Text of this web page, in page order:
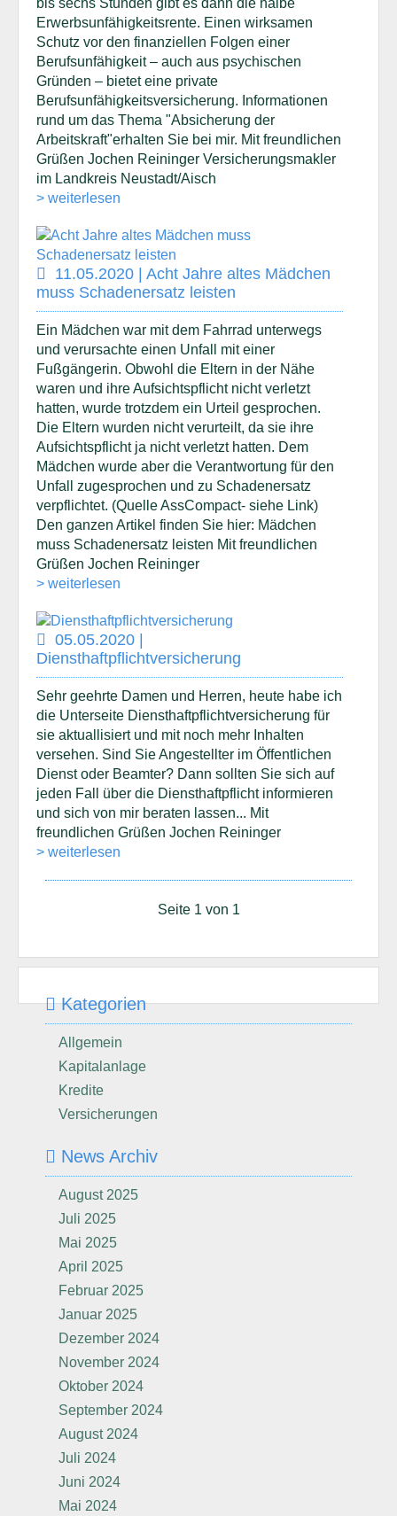
bis sechs Stunden gibt es dann die halbe
Erwerbsunfähigkeitsrente. Einen wirksamen
Schutz vor den finanziellen Folgen einer
Berufsunfähigkeit – auch aus psychischen
Gründen – bietet eine private
Berufsunfähigkeitsversicherung. Informationen
rund um das Thema "Absicherung der
Arbeitskraft"erhalten Sie bei mir. Mit freundlichen
Grüßen Jochen Reininger Versicherungsmakler
im Landkreis Neustadt/Aisch
> weiterlesen
11.05.2020 | Acht Jahre altes Mädchen
muss Schadenersatz leisten
Ein Mädchen war mit dem Fahrrad unterwegs
und verursachte einen Unfall mit einer
Fußgängerin. Obwohl die Eltern in der Nähe
waren und ihre Aufsichtspflicht nicht verletzt
hatten, wurde trotzdem ein Urteil gesprochen.
Die Eltern wurden nicht verurteilt, da sie ihre
Aufsichtspflicht ja nicht verletzt hatten. Dem
Mädchen wurde aber die Verantwortung für den
Unfall zugesprochen und zu Schadenersatz
verpflichtet. (Quelle AssCompact- siehe Link)
Den ganzen Artikel finden Sie hier: Mädchen
muss Schadenersatz leisten Mit freundlichen
Grüßen Jochen Reininger
> weiterlesen
05.05.2020 |
Diensthaftpflichtversicherung
Sehr geehrte Damen und Herren, heute habe ich
die Unterseite Diensthaftpflichtversicherung für
sie aktuallisiert und mit noch mehr Inhalten
versehen. Sind Sie Angestellter im Öffentlichen
Dienst oder Beamter? Dann sollten Sie sich auf
jeden Fall über die Diensthaftpflicht informieren
und sich von mir beraten lassen... Mit
freundlichen Grüßen Jochen Reininger
> weiterlesen
Seite 1 von 1
Kategorien
Allgemein
Kapitalanlage
Kredite
Versicherungen
News Archiv
August 2025
Juli 2025
Mai 2025
April 2025
Februar 2025
Januar 2025
Dezember 2024
November 2024
Oktober 2024
September 2024
August 2024
Juli 2024
Juni 2024
Mai 2024